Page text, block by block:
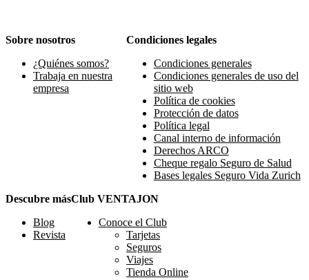
Sobre nosotros
¿Quiénes somos?
Trabaja en nuestra
empresa
Condiciones legales
Condiciones generales
Condiciones generales de uso del
sitio web
Política de cookies
Protección de datos
Política legal
Canal interno de información
Derechos ARCO
Cheque regalo Seguro de Salud
Bases legales Seguro Vida Zurich
Descubre más
Blog
Revista
Club VENTAJON
Conoce el Club
Tarjetas
Seguros
Viajes
Tienda Online